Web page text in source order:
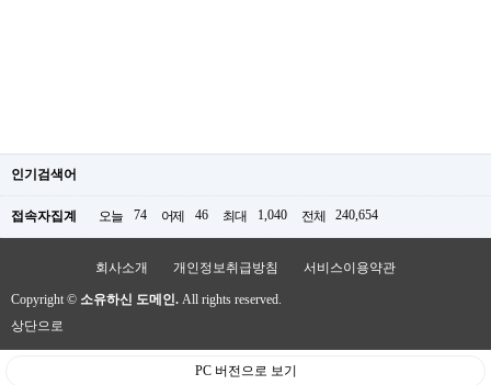
인기검색어
접속자집계 오늘 74 어제 46 최대 1,040 전체 240,654
회사소개 개인정보취급방침 서비스이용약관
Copyright © 소유하신 도메인. All rights reserved.
상단으로
PC 버전으로 보기